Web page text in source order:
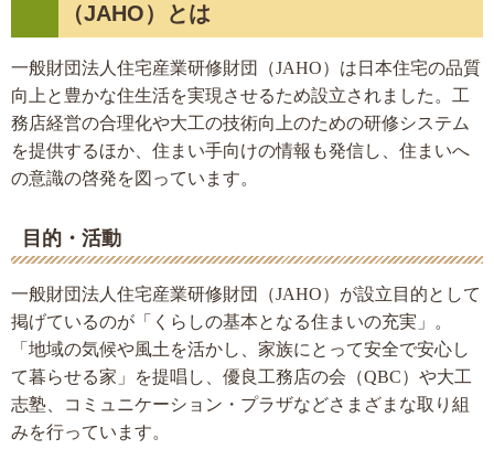
（JAHO）とは
一般財団法人住宅産業研修財団（JAHO）は日本住宅の品質
向上と豊かな住生活を実現させるため設立されました。工
務店経営の合理化や大工の技術向上のための研修システム
を提供するほか、住まい手向けの情報も発信し、住まいへ
の意識の啓発を図っています。
目的・活動
一般財団法人住宅産業研修財団（JAHO）が設立目的として
掲げているのが「くらしの基本となる住まいの充実」。
「地域の気候や風土を活かし、家族にとって安全で安心し
て暮らせる家」を提唱し、優良工務店の会（QBC）や大工
志塾、コミュニケーション・プラザなどさまざまな取り組
みを行っています。